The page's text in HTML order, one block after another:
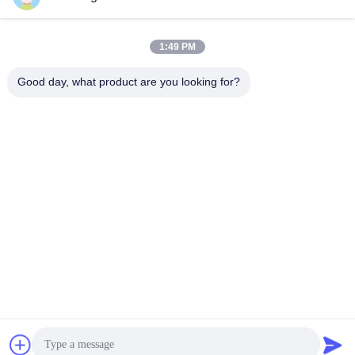
Τηλ.
Πνευματικά δικαιώματα © 2019-2026 SHANGHAI FAMOUS TRADE
CO.,LTD . Διατηρούνται όλα τα πνευματικά δικαιώματα.
1:49 PM
Good day, what product are you looking for?